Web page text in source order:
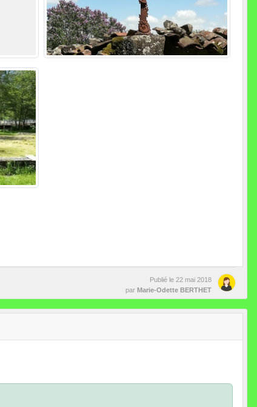
Publié le 22 mai 2018
par Marie-Odette BERTHET